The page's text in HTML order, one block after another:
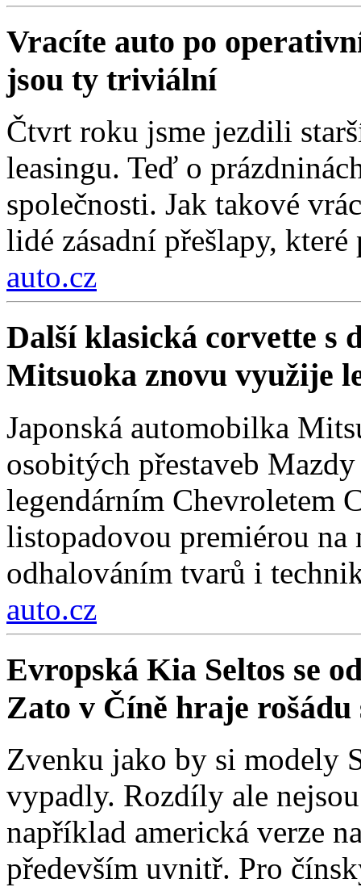
Vracíte auto po
jsou ty triviální
Čtvrt roku jsme jezdili
leasingu. Teď o
společnosti. Jak takové
lidé zásadní přešlapy,
auto.cz
Další klasická corvette s
Mitsuoka znovu využije
Japonská automobilka
osobitých přestaveb
legendárním Chevroletem
listopadovou premiérou
odhalováním tvarů i
auto.cz
Evropská Kia Seltos se
Zato v Číně hraje
Zvenku jako by si modely
vypadly. Rozdíly ale
například americká verze
především uvnitř. Pro